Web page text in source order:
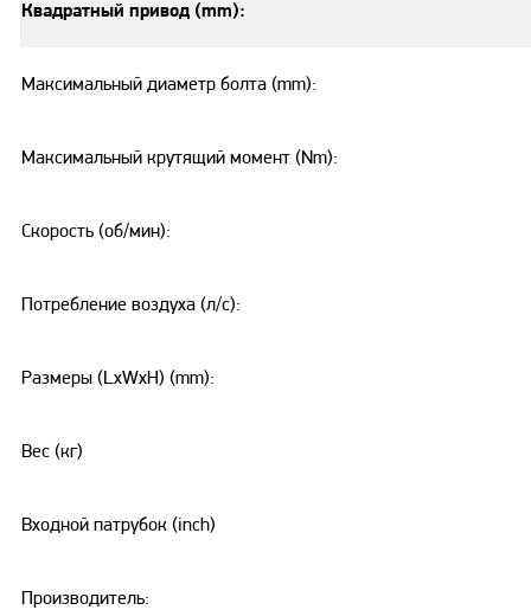
Квадратный привод (mm):
Максимальный диаметр болта (mm):
Максимальный крутящий момент (Nm):
Скорость (об/мин):
Потребление воздуха (л/с):
Размеры (LxWxH) (mm):
Вес (кг)
Входной патрубок (inch)
Производитель: